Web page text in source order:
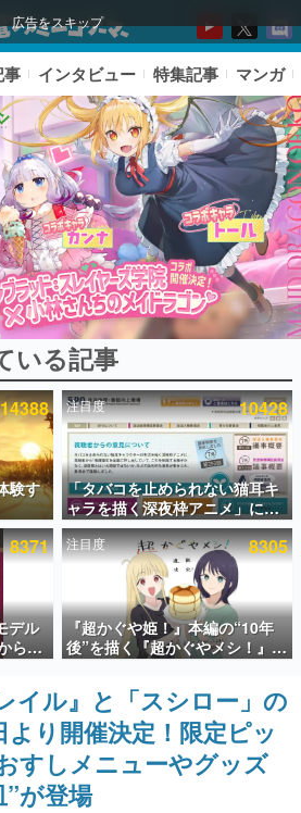
広告をスキップ
プ
る記事ランキング
覧
事
数千以上！ ページビュー数万以上！ などな
々に読まれた、電ファミ渾身の“殿堂入り”記
した。
企画書
リエイターの方々に製作時のエピソードをお
トする企画（ゲーム）とは何か？を探ってい
いてはいけない。『赫本』は、〈試験問題〉
事 インタビュー 特集記事 マンガ
いる記事
14388
験す
ィッ
語に
ング
の
注目度 10428
「タバコを止められない猫耳キ
ャラを描く深夜枠アニメ」に視
聴者の一部から批判意見。違法
薬物の使用と思しき描写も含め
て、BPOが議論を交わす
8371
デル
ら
る星
か
注目度 8305
『超かぐや姫！』本編の“10年
後”を描く『超かぐやメシ！』
Web連載決定。新たなWebマン
ガレーベル「ビビビコミック」
にて特別話が掲載スタート、あ
のお話には…まだ続きがある！
イル』と「スシロー」の
り開催決定！限定ピッ
すしメニューやグッズ
が登場